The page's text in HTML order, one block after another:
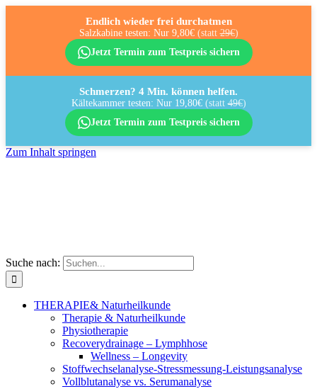
Endlich wieder frei durchatmen
Salzkabine testen: Nur 9,80€ (statt29€)
Jetzt Termin zum Testpreis sichern
Schmerzen? 4 Min. können helfen.
Kältekammer testen: Nur 19,80€ (statt49€)
Jetzt Termin zum Testpreis sichern
Zum Inhalt springen
Suche nach:
THERAPIE& Naturheilkunde
Therapie & Naturheilkunde
Physiotherapie
Recoverydrainage – Lymphhose
Wellness – Longevity
Stoffwechselanalyse-Stressmessung-Leistungsanalyse
Vollblutanalyse vs. Serumanalyse